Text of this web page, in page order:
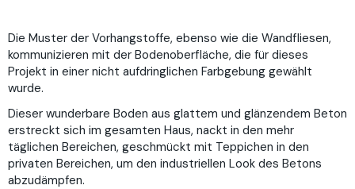
Die Muster der Vorhangstoffe, ebenso wie die Wandfliesen,
kommunizieren mit der Bodenoberfläche, die für dieses
Projekt in einer nicht aufdringlichen Farbgebung gewählt
wurde.
Dieser wunderbare Boden aus glattem und glänzendem Beton
erstreckt sich im gesamten Haus, nackt in den mehr
täglichen Bereichen, geschmückt mit Teppichen in den
privaten Bereichen, um den industriellen Look des Betons
abzudämpfen.